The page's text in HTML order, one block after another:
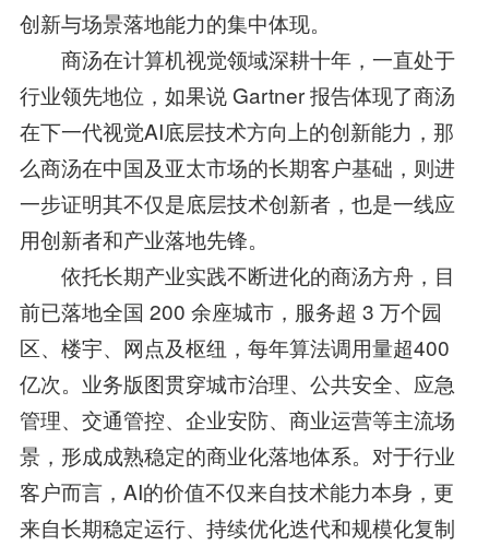
创新与场景落地能力的集中体现。
商汤在计算机视觉领域深耕十年，一直处于
行业领先地位，如果说 Gartner 报告体现了商汤
在下一代视觉AI底层技术方向上的创新能力，那
么商汤在中国及亚太市场的长期客户基础，则进
一步证明其不仅是底层技术创新者，也是一线应
用创新者和产业落地先锋。
依托长期产业实践不断进化的商汤方舟，目
前已落地全国 200 余座城市，服务超 3 万个园
区、楼宇、网点及枢纽，每年算法调用量超400
亿次。业务版图贯穿城市治理、公共安全、应急
管理、交通管控、企业安防、商业运营等主流场
景，形成成熟稳定的商业化落地体系。对于行业
客户而言，AI的价值不仅来自技术能力本身，更
来自长期稳定运行、持续优化迭代和规模化复制